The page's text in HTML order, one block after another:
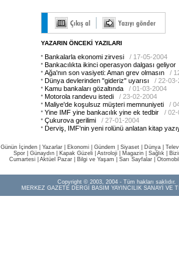
YAZARIN ÖNCEKİ YAZILARI
Bankalarla ekonomi zirvesi
/ 17-05-2004
Bankacılıkta ikinci operasyon dalgası geliyor
Ağa'nın son vasiyeti: Aman grev olmasın
/
Dünya devlerinden "gideriz" uyarısı
/ 22-03-
Kamu bankaları gözaltında
/ 01-03-2004
Motorola randevu istedi
/ 23-02-2004
Maliye'de koşulsuz müşteri memnuniyeti
/
Yine IMF yine bankacılık yine ek tedbir
/ 02-
Çukurova gerilimi
/ 27-01-2004
Derviş, IMF'nin yeni rolünü anlatan kitap
Günün İçinden Yazarlar Ekonomi Gündem Siyaset Dünya |
Spor
Günaydın Kapak Güzeli Astroloji Magazin Sağlık
Cumartesi
Aktüel Pazar Bilgi ve Yaşam Sarı Sayfalar Otomobil
Copyright © 2003, 2004 - Tüm hakları saklıdır.
MERKEZ GAZETE DERGİ BASIM YAYINCILIK SANAYİ VE